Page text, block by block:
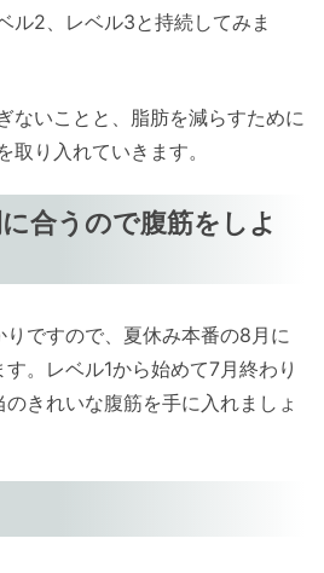
ル2、レベル3と持続してみま
ないことと、脂肪を減らすために
り入れていきます。
合うので腹筋をしよ
ですので、夏休み本番の8月に
。レベル1から始めて7月終わり
きれいな腹筋を手に入れましょ